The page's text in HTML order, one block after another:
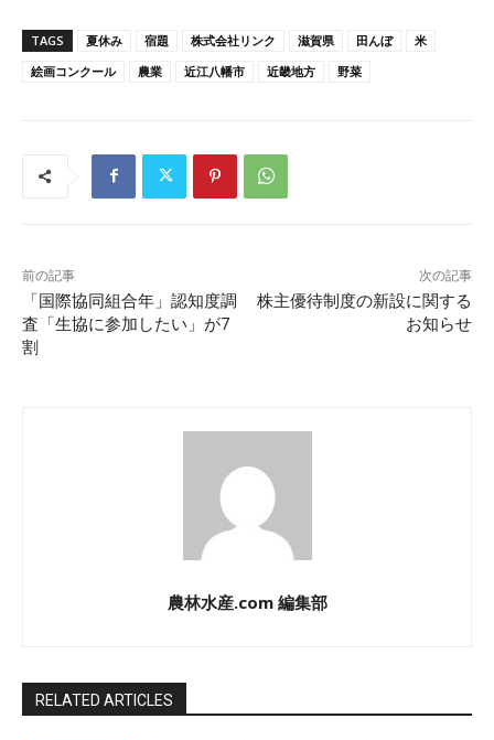
TAGS 夏休み 宿題 株式会社リンク 滋賀県 田んぼ
米
絵画コンクール
農業 近江八幡市 近畿地方 野菜
前の記事
「国際協同組合年」認知度調
査「生協に参加したい」が7
割
次の記事
株主優待制度の新設に関する
お知らせ
農林水産.com 編集部
RELATED ARTICLES